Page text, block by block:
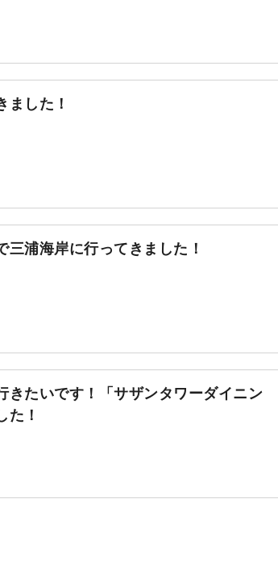
ました！
三浦海岸に行ってきました！
きたいです！「サザンタワーダイニン
た！